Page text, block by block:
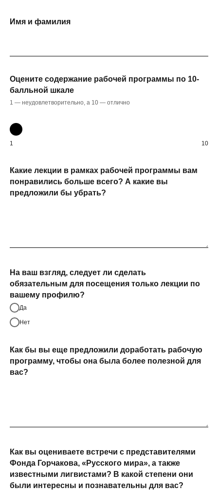
2026 г.
Имя и фамилия
Оцените содержание рабочей программы по 10-
балльной шкале
1 — неудовлетворительно, а 10 — отлично
1 10
Какие лекции в рамках рабочей программы вам
понравились больше всего? А какие вы
предложили бы убрать?
На ваш взгляд, следует ли сделать
обязательным для посещения только лекции по
вашему профилю?
Да
Нет
Как бы вы еще предложили доработать рабочую
программу, чтобы она была более полезной для
вас?
Как вы оцениваете встречи с представителями
Фонда Горчакова, «Русского мира», а также
известными лигвистами? В какой степени они
были интересны и познавательны для вас?